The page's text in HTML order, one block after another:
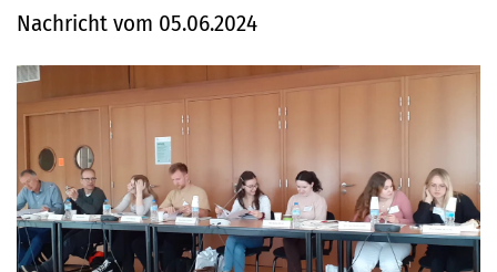
Nachricht vom 05.06.2024